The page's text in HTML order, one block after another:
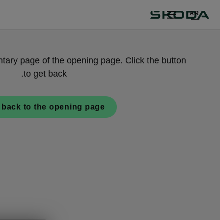
AR
page of the opening page. Click the button
to get back.
back to the opening page.